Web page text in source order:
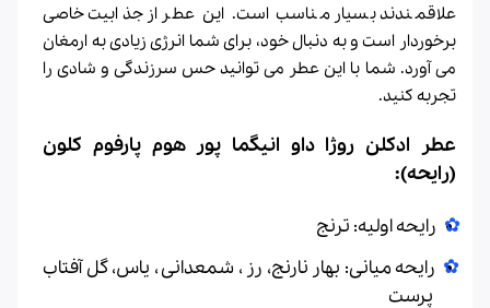
علاقمندند بسیار مناسب است. این عطر از جذابیت خاصی
برخوردار است و به دنبال خود، برای شما انرژی زیادی به ارمغان
می آورد. شما با این عطر می توانید حس سرزندگی و شادی را
تجربه کنید.
عطر ادکلن روژا داو انیگما پور هوم پارفوم کلون
(رایحه):
رایحه اولیه: ترنج
رایحه میانی: بهار نارنج، رز ، شمعدانی ، یاس، گل آفتاب
پرست